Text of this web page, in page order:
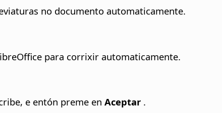
no documento automaticamente.
para corrixir automaticamente.
e entón preme en Aceptar .